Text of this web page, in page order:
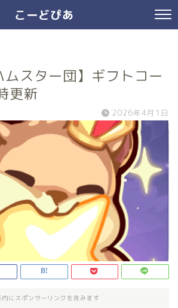
こーどぴあ
ムスター団】ギフトコー
更新
2026年4月1日
内にスポンサーリンクを含みます